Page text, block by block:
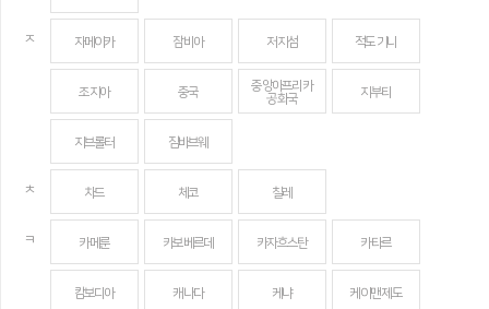
ㅈ 자메이카 잠비아 저지섬 적도 기니
조지아 중국
중앙아프리카
공화국
지부티
지브롤터 짐바브웨
ㅊ 차드 체코 칠레
ㅋ 카메룬 카보베르데 카자흐스탄 카타르
캄보디아 캐나다 케냐 케이맨 제도